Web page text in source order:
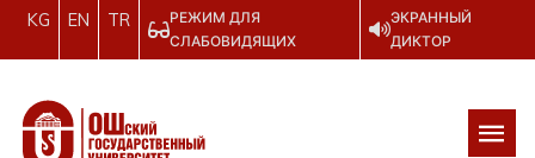
KG EN TR
РЕЖИМ ДЛЯ
СЛАБОВИДЯЩИХ
ЭКРАННЫЙ
ДИКТОР